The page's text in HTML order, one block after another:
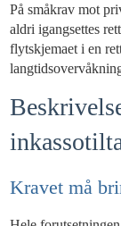
På småkrav mot
aldri igangsettes
flytskjemaet i en
Kravet må